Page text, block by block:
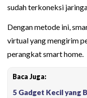
sudah terkoneksi
Dengan metode ini,
virtual yang mengirim
perangkat smart home.
Baca Juga:
5 Gadget Kecil yang